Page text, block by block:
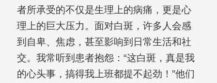
者所承受的不仅是生理上的病痛，更是心
理上的巨大压力。面对白斑，许多人会感
到自卑、焦虑，甚至影响到日常生活和社
交。我常听到患者抱怨：“这白斑，真是我
的心头事，搞得我上班都提不起劲！”他们